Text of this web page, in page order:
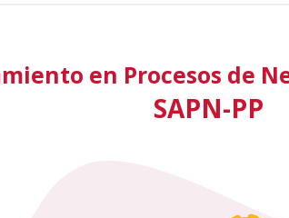
en Procesos de
SAPN-PP